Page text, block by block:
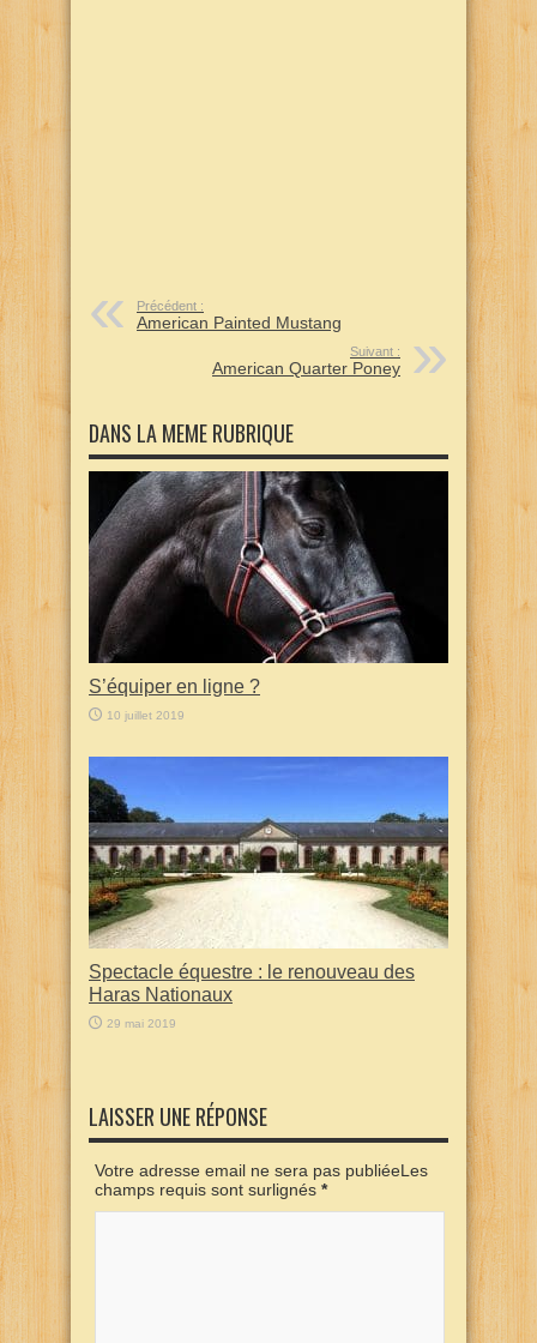
Précédent :
American Painted Mustang
Suivant :
American Quarter Poney
DANS LA MEME RUBRIQUE
S’équiper en ligne ?
10 juillet 2019
Spectacle équestre : le renouveau des
Haras Nationaux
29 mai 2019
LAISSER UNE RÉPONSE
Votre adresse email ne sera pas publiéeLes
champs requis sont surlignés *